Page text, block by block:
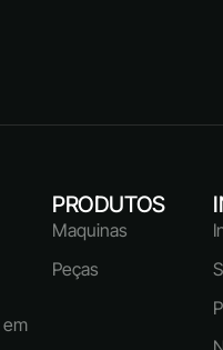
em
PRODUTOS
Maquinas
Peças